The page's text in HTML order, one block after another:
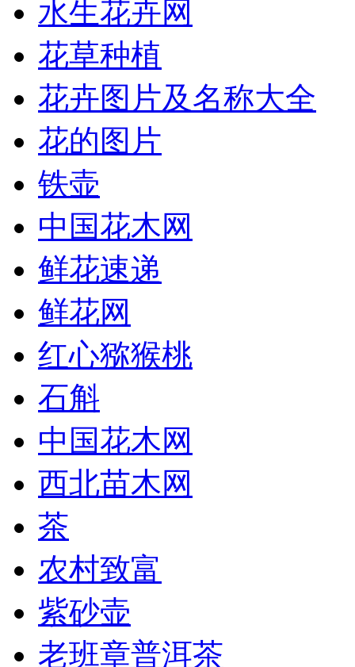
水生花卉网
花草种植
花卉图片及名称大全
花的图片
铁壶
中国花木网
鲜花速递
鲜花网
红心猕猴桃
石斛
中国花木网
西北苗木网
茶
农村致富
紫砂壶
老班章普洱茶